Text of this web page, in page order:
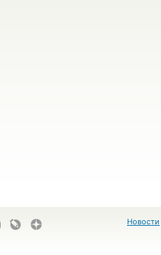
Новости